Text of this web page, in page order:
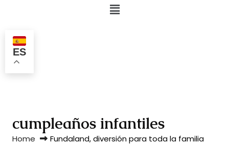
ES
cumpleaños infantiles
Home Fundaland, diversión para toda la familia